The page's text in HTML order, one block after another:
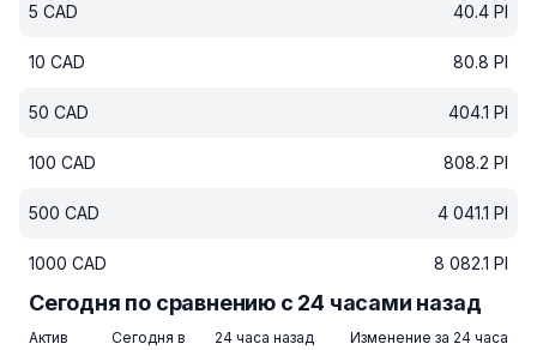
5 CAD 40.4 PI
10 CAD 80.8 PI
50 CAD 404.1 PI
100 CAD 808.2 PI
500 CAD 4 041.1 PI
1000 CAD 8 082.1 PI
Сегодня по сравнению с 24 часами назад
Актив Сегодня в 24 часа назад Изменение за 24 часа